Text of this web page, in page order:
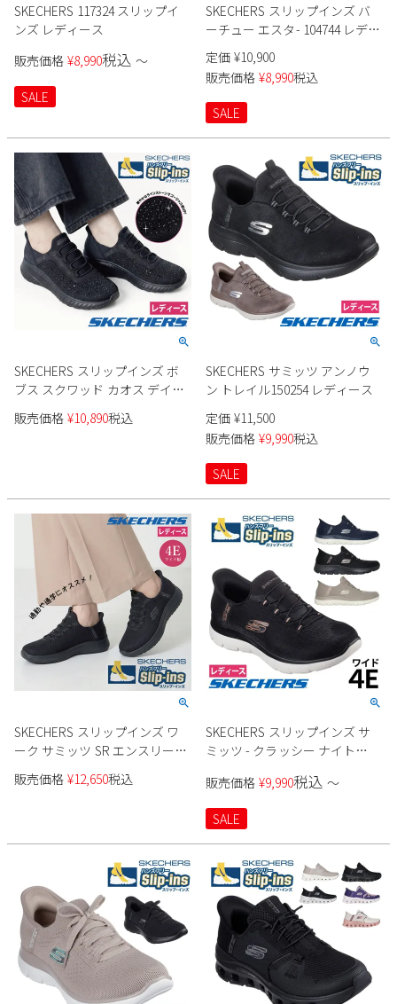
9
10 11 13 14
15
23
24 25 27 28
30
日 月 火
土
1
3 4
5
6
7 8 10 11
13
14 15 17 18
19
20
21 22 24
26
27
28 29
新規会員登録
特定商取引法に基づく表示
お問い合わせ
SKECHERS 117324 スリップイ
ンズ レディース
販売価格 ¥8,990税込 〜
SALE
SKECHERS スリップインズ バ
ーチュー エスタ- 104744 レディ
ース
定価 ¥10,900
販売価格 ¥8,990税込
SALE
SKECHERS スリップインズ ボ
ブス スクワッド カオス デイリ
ーグリッツ 117622 レディース
販売価格 ¥10,890税込
SKECHERS サミッツ アンノウ
ン トレイル150254 レディース
定価 ¥11,500
販売価格 ¥9,990税込
SALE
SKECHERS スリップインズ ワ
ーク サミッツ SR エンスリー
108144W レディース
販売価格 ¥12,650税込
SKECHERS スリップインズ サ
ミッツ - クラッシー ナイト
販売価格 ¥9,990税込 〜
SALE